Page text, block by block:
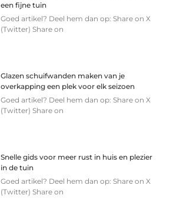
een fijne tuin
Goed artikel? Deel hem dan op: Share on X
(Twitter) Share on
Glazen schuifwanden maken van je
overkapping een plek voor elk seizoen
Goed artikel? Deel hem dan op: Share on X
(Twitter) Share on
Snelle gids voor meer rust in huis en plezier
in de tuin
Goed artikel? Deel hem dan op: Share on X
(Twitter) Share on